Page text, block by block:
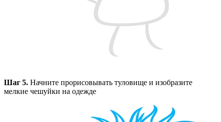
Шаг 5. Начните прорисовывать туловище и изобразите
мелкие чешуйки на одежде